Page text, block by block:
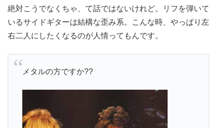
絶対こうでなくちゃ、て話ではないけれど。リフを弾いて
いるサイドギターは結構な歪み系。こんな時、やっぱり左
右二人にしたくなるのが人情ってもんです。
メタルの方ですか??